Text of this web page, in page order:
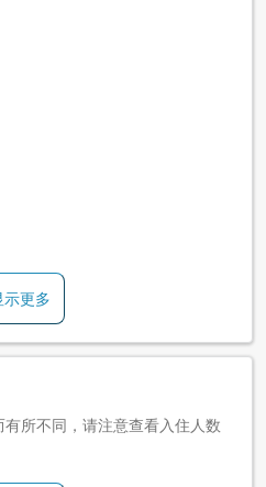
示更多
所不同，请注意查看入住人数